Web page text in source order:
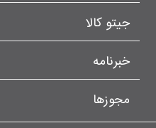
جیتو کالا
خبرنامه
مجوزها